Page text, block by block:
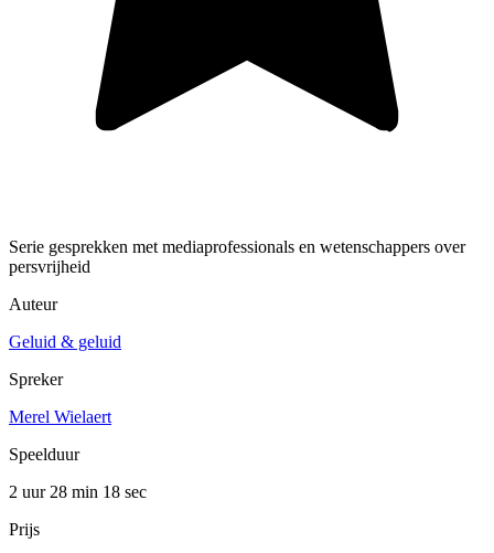
Serie gesprekken met mediaprofessionals en wetenschappers over
persvrijheid
Auteur
Geluid & geluid
Spreker
Merel Wielaert
Speelduur
2 uur 28 min 18 sec
Prijs